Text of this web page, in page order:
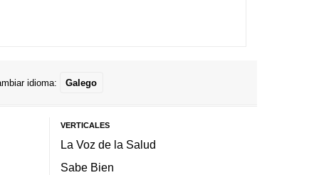
idioma: Galego
VERTICALES
La Voz de la Salud
Sabe Bien